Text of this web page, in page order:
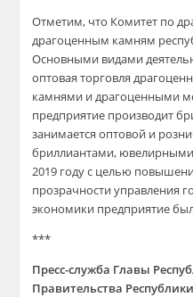
Отметим, что Комитет по
драгоценным камням
Основными видами
оптовая торговля
камнями и драгоценными
предприятие производит
занимается оптовой и
бриллиантами,
2019 году с целью
прозрачности управления
экономики предприятие
***
Пресс-служба Главы
Правительства